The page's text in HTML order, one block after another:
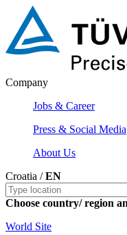
Company
Jobs & Career
Press & Social Media
About Us
Croatia /EN
Choose country/ region
World Site